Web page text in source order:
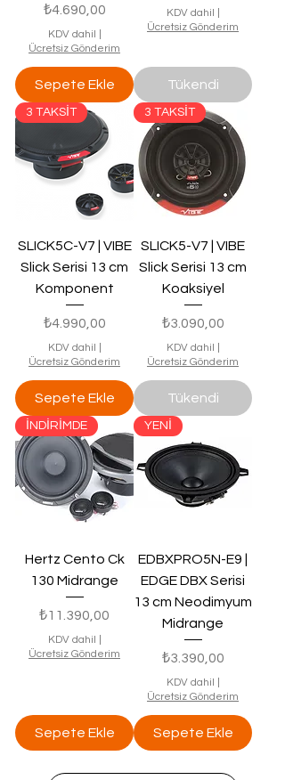
Fiyat
₺4.690,00
KDV dahil
Ücretsiz Gönderim
Sepete Ekle
KDV dahil
Ücretsiz Gönderim
Tükendi
3 TAKSİT
SLICK5C-V7 | VIBE
Slick Serisi 13 cm
Komponent
Fiyat
₺4.990,00
KDV dahil
Ücretsiz Gönderim
Sepete Ekle
3 TAKSİT
SLICK5-V7 | VIBE
Slick Serisi 13 cm
Koaksiyel
Fiyat
₺3.090,00
KDV dahil
Ücretsiz Gönderim
Tükendi
İNDİRİMDE
Hertz Cento Ck
130 Midrange
Fiyat
₺11.390,00
KDV dahil
Ücretsiz Gönderim
Sepete Ekle
YENİ
EDBXPRO5N-E9 |
EDGE DBX Serisi
13 cm Neodimyum
Midrange
Fiyat
₺3.390,00
KDV dahil
Ücretsiz Gönderim
Sepete Ekle